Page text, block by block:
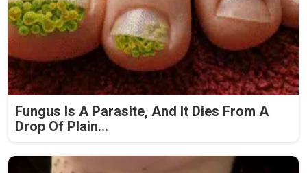
Fungus Is A Parasite, And It Dies From A
Drop Of Plain...